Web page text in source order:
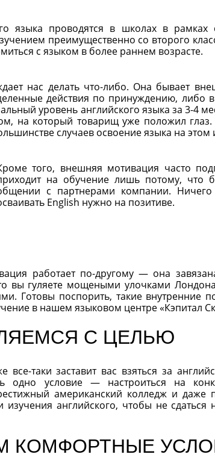
языка проводятся в школах в
преимущественно со второго
с языком в более раннем возрасте.
нас делать что-либо. Она бывает
действия по принуждению, либо
уровень английского языка за 3-4
на который товарищ уже положил
случаев освоение языка на этом
того, внешняя мотивация часто
на обучение лишь потому, что
с партнерами компании.
English нужно на позитиве.
работает по-другому — она
вы гуляете мощеными улочками
Готовы поспорить, такие внутренние
в нашем языковом центре «Кэпитал
С ЦЕЛЬЮ
все-таки заставит вас взяться за
одно условие — настроиться на
американский колледж и
изучения английского, чтобы не
КОМФОРТНЫЕ